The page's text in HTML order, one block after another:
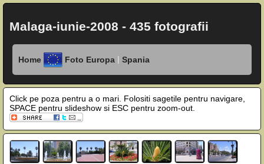
Malaga-iunie-2008 - 435 fotografii
Home Foto Europa | Spania
Click pe poza pentru a o mari. Folositi sagetile pentru navigare,
SPACE pentru slideshow si ESC pentru zoom-out.